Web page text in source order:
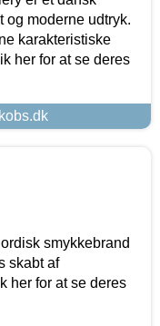
moderne udtryk.
karakteristiske
her for at se deres
smykkebrand
skabt af
her for at se deres